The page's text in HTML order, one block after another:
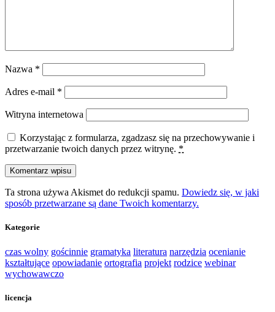
Nazwa *
Adres e-mail *
Witryna internetowa
Korzystając z formularza, zgadzasz się na przechowywanie i
przetwarzanie twoich danych przez witrynę. *
Ta strona używa Akismet do redukcji spamu. Dowiedz się, w jaki
sposób przetwarzane są dane Twoich komentarzy.
Kategorie
czas wolny gościnnie gramatyka literatura narzędzia ocenianie
kształtujące opowiadanie ortografia projekt rodzice webinar
wychowawczo
licencja